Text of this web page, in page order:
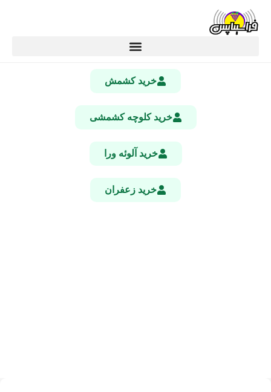
خرید کشمش
خرید کلوچه کشمشی
خرید آلوئه ورا
خرید زعفران